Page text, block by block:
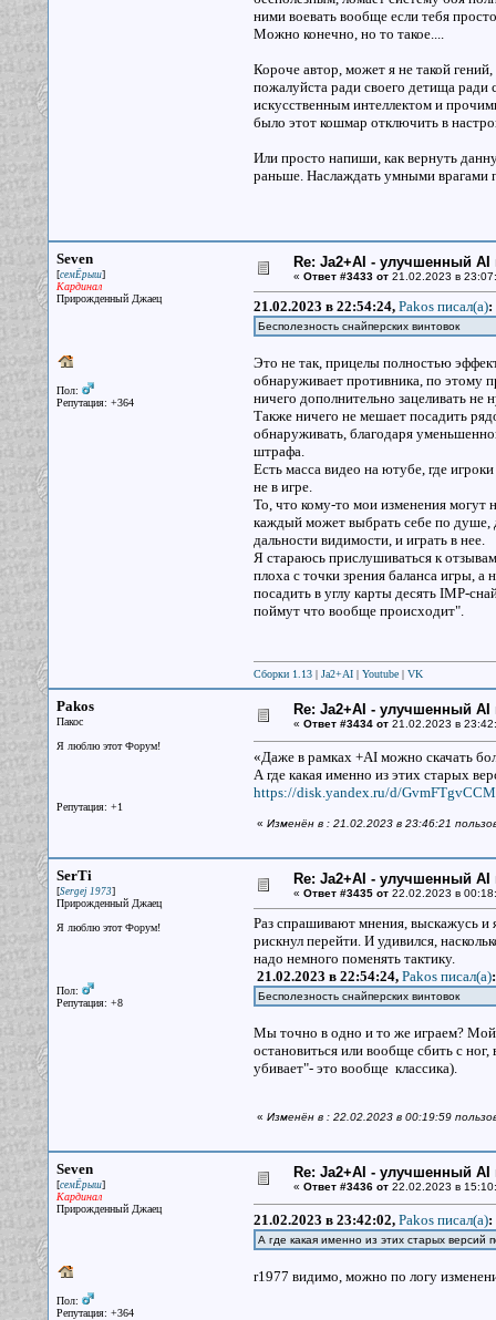
ними воевать вообще если тебя
Можно конечно, но то такое....
Короче автор, может я не такой
пожалуйста ради своего детища
искусственным интеллектом и
было этот кошмар отключить в
Или просто напиши, как вернуть
раньше. Наслаждать умными врагами
Seven
[семЁрыш]
Кардинал
Прирожденный Джаец
Пол:
Репутация: +364
Re: Ja2+AI - улучшенный AI
« Ответ #3433 от21.02.2023 в
21.02.2023 в 22:54:24, Pakos писал(a):
Бесполезность снайперских винтовок
Это не так, прицелы полностью
обнаруживает противника, по этому
ничего дополнительно зацеливать не
Также ничего не мешает посадить
обнаруживать, благодаря
штрафа.
Есть масса видео на ютубе, где
не в игре.
То, что кому-то мои изменения могут
каждый может выбрать себе по душе,
дальности видимости, и играть в нее.
Я стараюсь прислушиваться к
плоха с точки зрения баланса игры,
посадить в углу карты десять IMP-
поймут что вообще происходит".
Сборки 1.13| Ja2+AI| Youtube| VK
Pakos
Пакос
Я люблю этот Форум!
Репутация: +1
Re: Ja2+AI - улучшенный AI
« Ответ #3434 от21.02.2023 в
«Даже в рамках +AI можно скачать
А где какая именно из этих старых
https://disk.yandex.ru/d/
« Изменён в : 21.02.2023 в 23:46:21
SerTi
[Sergej 1973]
Прирожденный Джаец
Я люблю этот Форум!
Пол:
Репутация: +8
Re: Ja2+AI - улучшенный AI
« Ответ #3435 от22.02.2023 в
Раз спрашивают мнения, выскажусь и
рискнул перейти. И удивился,
надо немного поменять тактику.
21.02.2023 в 22:54:24, Pakos писал(a):
Бесполезность снайперских винтовок
Мы точно в одно и то же играем? Мой
остановиться или вообще сбить с
убивает"- это вообще классика).
« Изменён в : 22.02.2023 в 00:19:59
Seven
[семЁрыш]
Кардинал
Прирожденный Джаец
Пол:
Репутация: +364
Re: Ja2+AI - улучшенный AI
« Ответ #3436 от22.02.2023 в
21.02.2023 в 23:42:02, Pakos писал(a):
А где какая именно из этих старых версий
r1977 видимо, можно по логу